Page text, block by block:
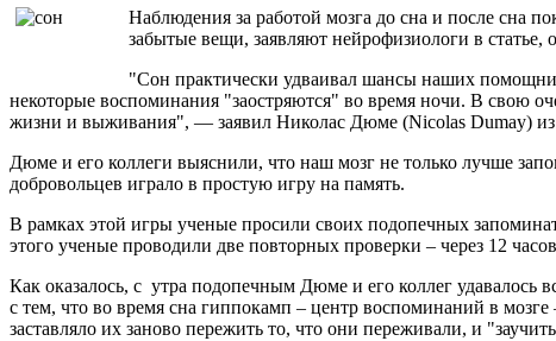
Наблюдения за работой мозга до сна и после сна
забытые вещи, заявляют нейрофизиологи в
"Сон практически удваивал шансы наших
некоторые воспоминания "заостряются" во время ночи. В свою
жизни и выживания", — заявил Николас Дюме (Nicolas Dumay) из
Дюме и его коллеги выяснили, что наш мозг не только лучше
добровольцев играло в простую игру на память.
В рамках этой игры ученые просили своих подопечных
этого ученые проводили две повторных проверки – через 12
Как оказалось, с утра подопечным Дюме и его коллег удавалось
с тем, что во время сна гиппокамп – центр воспоминаний в
заставляло их заново пережить то, что они переживали, и